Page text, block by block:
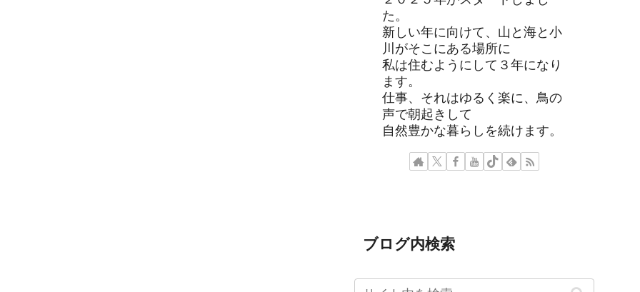
た。
新しい年に向けて、山と海と小
川がそこにある場所に
私は住むようにして３年になり
ます。
仕事、それはゆるく楽に、鳥の
声で朝起きして
自然豊かな暮らしを続けます。
ブログ内検索